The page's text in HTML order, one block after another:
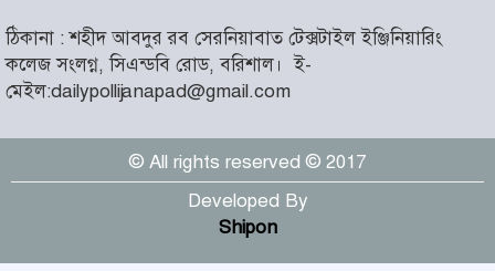
৭
‘ইসরাইলি সেনাবাহিনী ধ্বংসের
দ্বারপ্রান্তে’ : ইরানের হামলায়
এশিয়ায় ১৩ মার্কিন ঘাঁটি ধ্বংস
দৌলতদিয়ায় বাস ডুবি : ২৪ জনের
মরদেহ উদ্ধার, অনেকেই নিখোঁজ
ঠিকানা : শহীদ আবদুর রব সেরনিয়াবাত টেক্সটাইল ইঞ্জিনিয়ারিং
কলেজ সংলগ্ন, সিএন্ডবি রোড, বরিশাল।ই-
মেইল:dailypollijanapad@gmail.com
© All rights reserved © 2017
Developed By
Shipon